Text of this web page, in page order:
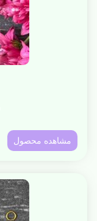
مشاهده محصول